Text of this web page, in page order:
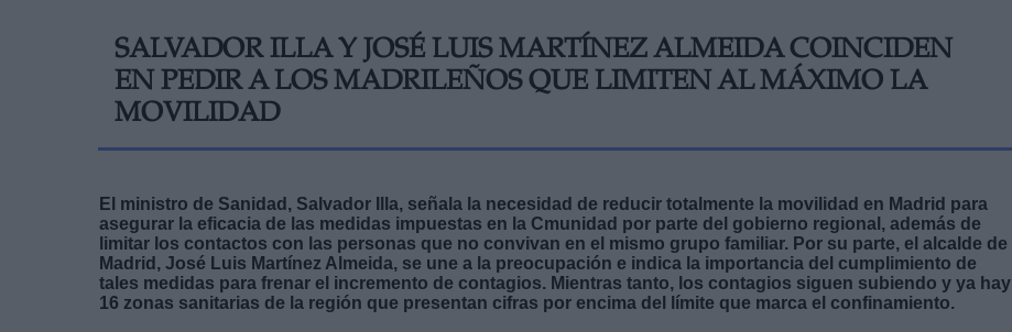
SALVADOR ILLA Y JOSÉ LUIS MARTÍNEZ ALMEIDA COINCIDEN
EN PEDIR A LOS MADRILEÑOS QUE LIMITEN AL MÁXIMO LA
MOVILIDAD
El ministro de Sanidad, Salvador Illa, señala la necesidad de reducir totalmente la movilidad en Madrid para
asegurar la eficacia de las medidas impuestas en la Cmunidad por parte del gobierno regional, además de
limitar los contactos con las personas que no convivan en el mismo grupo familiar. Por su parte, el alcalde de
Madrid, José Luis Martínez Almeida, se une a la preocupación e indica la importancia del cumplimiento de
tales medidas para frenar el incremento de contagios. Mientras tanto, los contagios siguen subiendo y ya hay
16 zonas sanitarias de la región que presentan cifras por encima del límite que marca el confinamiento.
link
Información adicional
link